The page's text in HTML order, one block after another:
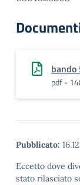
bando
pdf -
Pubblicato:
Eccetto dove
stato rilasciato